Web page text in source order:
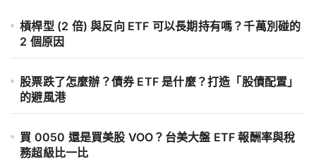
槓桿型 (2 倍) 與反向 ETF 可以長期持有嗎？千萬別碰的
2 個原因
股票跌了怎麼辦？債券 ETF 是什麼？打造「股債配置」
的避風港
買 0050 還是買美股 VOO？台美大盤 ETF 報酬率與稅
務超級比一比